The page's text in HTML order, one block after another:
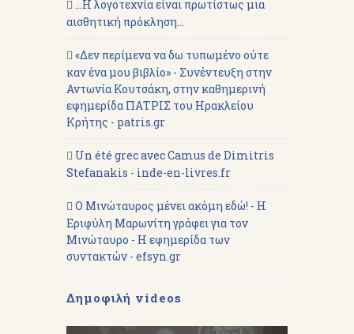
...Η λογοτεχνία είναι πρωτίστως μια
αισθητική πρόκληση...
«Δεν περίμενα να δω τυπωμένο ούτε
καν ένα μου βιβλίο» - Συνέντευξη στην
Αντωνία Κουτσάκη, στην καθημερινή
εφημερίδα ΠΑΤΡΙΣ του Ηρακλείου
Κρήτης - patris.gr
Un été grec avec Camus de Dimitris
Stefanakis - inde-en-livres.fr
Ο Μινώταυρος μένει ακόμη εδώ! - Η
Εριφύλη Μαρωνίτη γράφει για τον
Μινώταυρο - Η εφημερίδα των
συντακτών - efsyn.gr
Δημοφιλή videos